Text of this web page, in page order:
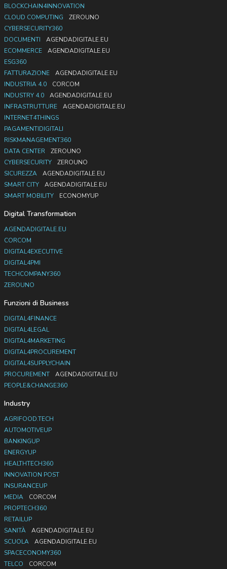
BLOCKCHAIN4INNOVATION
CLOUD COMPUTING
ZEROUNO
CYBERSECURITY360
DOCUMENTI
AGENDADIGITALE.EU
ECOMMERCE
AGENDADIGITALE.EU
ESG360
FATTURAZIONE
AGENDADIGITALE.EU
INDUSTRIA 4.0
CORCOM
INDUSTRY 4.0
AGENDADIGITALE.EU
INFRASTRUTTURE
AGENDADIGITALE.EU
INTERNET4THINGS
PAGAMENTIDIGITALI
RISKMANAGEMENT360
DATA CENTER
ZEROUNO
CYBERSECURITY
ZEROUNO
SICUREZZA
AGENDADIGITALE.EU
SMART CITY
AGENDADIGITALE.EU
SMART MOBILITY
ECONOMYUP
Digital Transformation
AGENDADIGITALE.EU
CORCOM
DIGITAL4EXECUTIVE
DIGITAL4PMI
TECHCOMPANY360
ZEROUNO
Funzioni di Business
DIGITAL4FINANCE
DIGITAL4LEGAL
DIGITAL4MARKETING
DIGITAL4PROCUREMENT
DIGITAL4SUPPLYCHAIN
PROCUREMENT
AGENDADIGITALE.EU
PEOPLE&CHANGE360
Industry
AGRIFOOD.TECH
AUTOMOTIVEUP
BANKINGUP
ENERGYUP
HEALTHTECH360
INNOVATION POST
INSURANCEUP
MEDIA
CORCOM
PROPTECH360
RETAILUP
SANITÀ
AGENDADIGITALE.EU
SCUOLA
AGENDADIGITALE.EU
SPACECONOMY360
TELCO
CORCOM